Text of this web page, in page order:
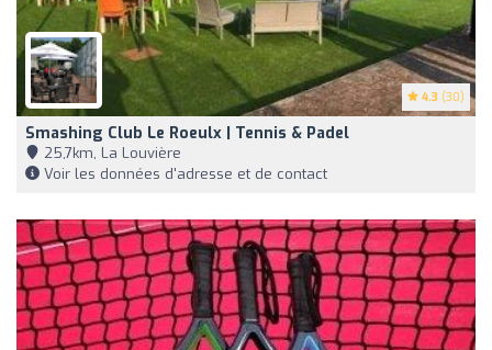
4.3 (30)
Smashing Club Le Roeulx | Tennis & Padel
25,7km, La Louvière
Voir les données d'adresse et de contact